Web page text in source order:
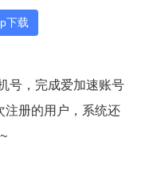
下载
号，完成爱加速账号
注册的用户，系统还